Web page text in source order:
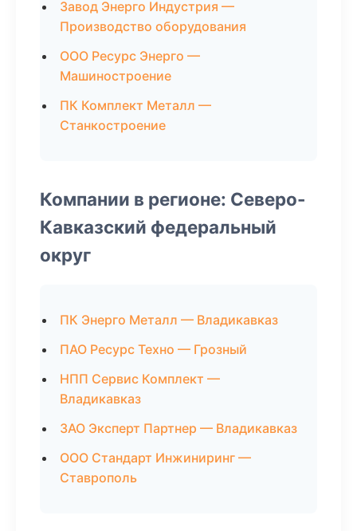
Завод Энерго Индустрия —
Производство оборудования
ООО Ресурс Энерго —
Машиностроение
ПК Комплект Металл —
Станкостроение
Компании в регионе: Северо-
Кавказский федеральный
округ
ПК Энерго Металл — Владикавказ
ПАО Ресурс Техно — Грозный
НПП Сервис Комплект —
Владикавказ
ЗАО Эксперт Партнер — Владикавказ
ООО Стандарт Инжиниринг —
Ставрополь